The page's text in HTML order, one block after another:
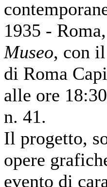
1935 -
Museo, con
di Roma
alle ore
n. 41.
Il progetto,
opere
evento di